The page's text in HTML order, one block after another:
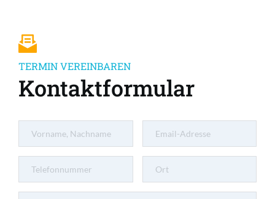
TERMIN VEREINBAREN
Kontaktformular